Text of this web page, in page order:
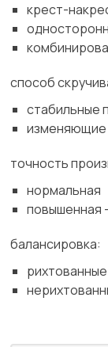
крест-
способ
стабильные
точность
нормальная
повышенная
балансировка: